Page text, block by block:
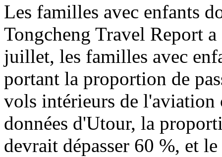
Les familles avec enfants
Tongcheng Travel Report
juillet, les familles avec
portant la proportion de
vols intérieurs de
données d'Utour, la
devrait dépasser 60 %, et